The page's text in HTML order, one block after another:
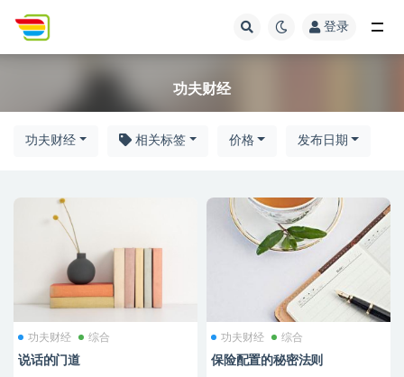
登录
功夫财经
功夫财经 相关标签 价格 发布日期
功夫财经 综合
说话的门道
功夫财经 综合
保险配置的秘密法则